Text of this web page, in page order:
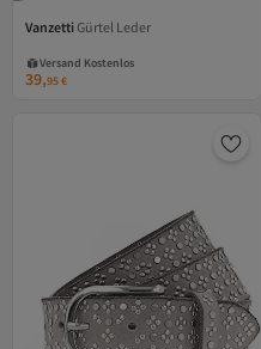
VanzettiGürtel Leder
Versand Kostenlos
Versand Kostenlos
39,95€